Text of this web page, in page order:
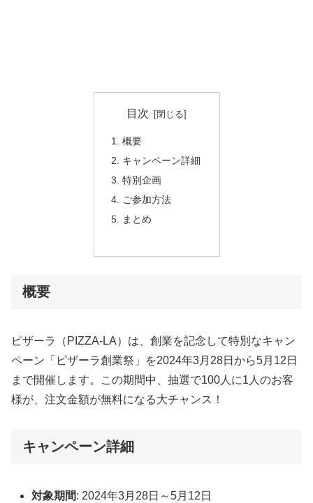
目次
概要
キャンペーン詳細
特別企画
ご参加方法
まとめ
概要
ピザーラ（PIZZA-LA）は、創業を記念して特別なキャン
ペーン「ピザーラ創業祭」を2024年3月28日から5月12日
まで開催します。この期間中、抽選で100人に1人のお客
様が、注文金額が無料になる大チャンス！
キャンペーン詳細
対象期間: 2024年3月28日～5月12日